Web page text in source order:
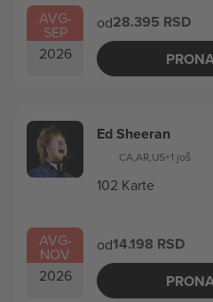
AVG-
SEP
2026
od28.395 RSD
AVG-
NOV
2026
Ed Sheeran
CA,AR,US+1 još
102 Karte
od14.198 RSD